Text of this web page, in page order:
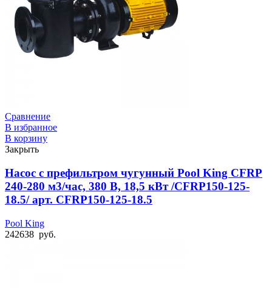
Сравнение
В избранное
В корзину
Закрыть
Насос с префильтром чугунный Pool King CFRP
240-280 м3/час, 380 В, 18,5 кВт /CFRP150-125-
18.5/ арт. CFRP150-125-18.5
Pool King
242638 руб.